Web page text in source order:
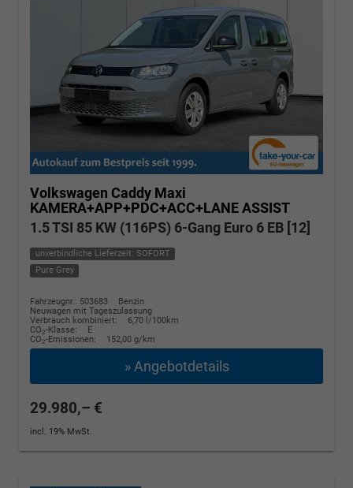
Volkswagen Caddy Maxi
KAMERA+APP+PDC+ACC+LANE ASSIST
1.5 TSI 85 KW (116PS) 6-Gang Euro 6 EB [12]
unverbindliche Lieferzeit: SOFORT
Pure Grey
Fahrzeugnr.: 503683
Benzin
Neuwagen mit Tageszulassung
Verbrauch kombiniert:
6,70 l/100km
CO2-Klasse:
E
CO2-Emissionen: 152,00 g/km
» Angebotdetails
29.980,– €
incl. 19% MwSt.